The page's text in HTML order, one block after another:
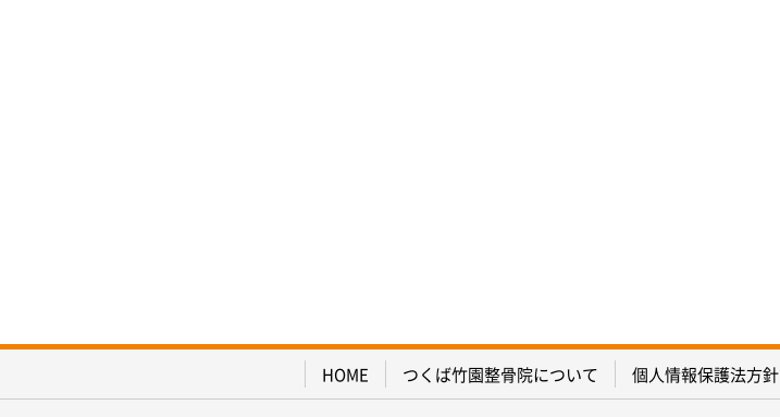
HOME つくば竹園整骨院について 個人情報保護法方針